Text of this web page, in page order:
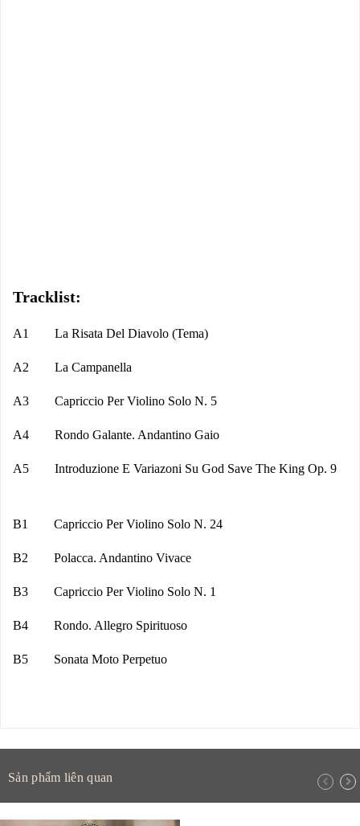
Tracklist:
A1 La Risata Del Diavolo (Tema)
A2 La Campanella
A3 Capriccio Per Violino Solo N. 5
A4 Rondo Galante. Andantino Gaio
A5 Introduzione E Variazoni Su God Save The King Op. 9
B1 Capriccio Per Violino Solo N. 24
B2 Polacca. Andantino Vivace
B3 Capriccio Per Violino Solo N. 1
B4 Rondo. Allegro Spirituoso
B5 Sonata Moto Perpetuo
Sản phẩm liên quan